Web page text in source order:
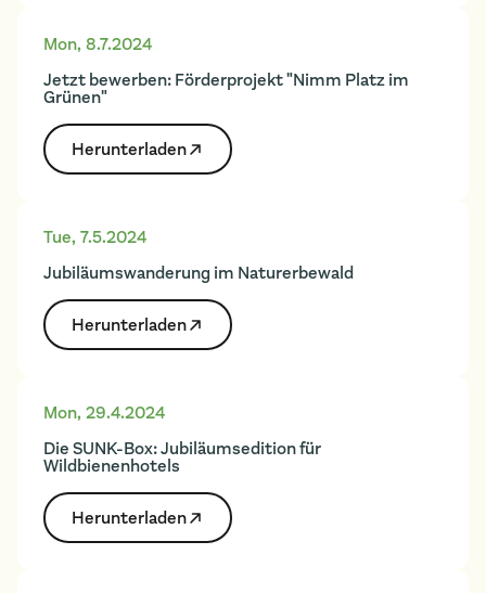
Mon, 8.7.2024
Jetzt bewerben: Förderprojekt "Nimm Platz im
Grünen"
Herunter­laden
Tue, 7.5.2024
Jubiläumswanderung im Naturerbewald
Herunter­laden
Mon, 29.4.2024
Die SUNK-Box: Jubiläumsedition für
Wildbienenhotels
Herunter­laden